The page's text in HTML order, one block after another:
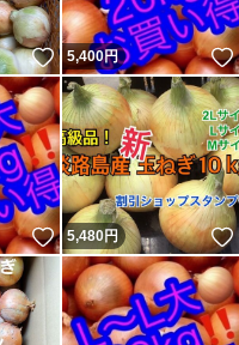
いいね！
5,400円
いいね！
5,480円